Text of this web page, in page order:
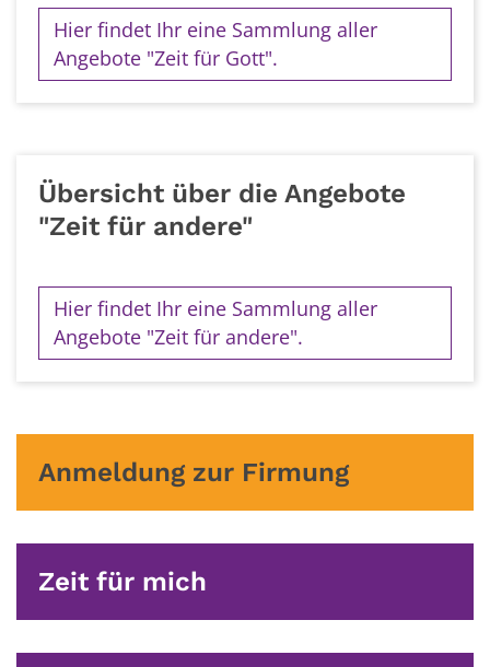
Hier findet Ihr eine Sammlung aller
Angebote "Zeit für Gott".
Übersicht über die Angebote
"Zeit für andere"
Hier findet Ihr eine Sammlung aller
Angebote "Zeit für andere".
Anmeldung zur Firmung
Zeit für mich